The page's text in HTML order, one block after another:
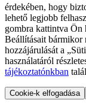
érdekében, hogy
lehető legjobb
gombra kattintva Ön
Beállításait bármikor
hozzájárulását a
használatáról
tájékoztatónkban
Cookie-k elfogadása